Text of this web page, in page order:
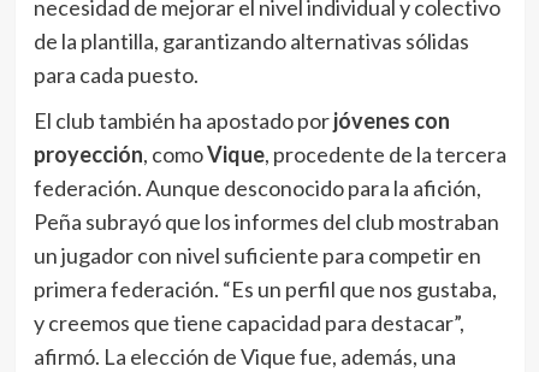
necesidad de mejorar el nivel individual y colectivo
de la plantilla, garantizando alternativas sólidas
para cada puesto.
El club también ha apostado porjóvenes con
proyección, comoVique, procedente de la tercera
federación. Aunque desconocido para la afición,
Peña subrayó que los informes del club mostraban
un jugador con nivel suficiente para competir en
primera federación. “Es un perfil que nos gustaba,
y creemos que tiene capacidad para destacar”,
afirmó. La elección de Vique fue, además, una